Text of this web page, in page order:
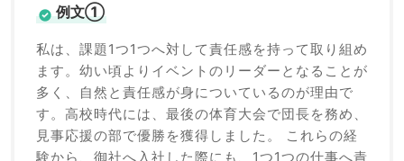
例文①
私は、課題1つ1つへ対して責任感を持って取り組め
ます。幼い頃よりイベントのリーダーとなることが
多く、自然と責任感が身についているのが理由で
す。高校時代には、最後の体育大会で団長を務め、
見事応援の部で優勝を獲得しました。 これらの経
験から、御社へ入社した際にも、1つ1つの仕事へ責